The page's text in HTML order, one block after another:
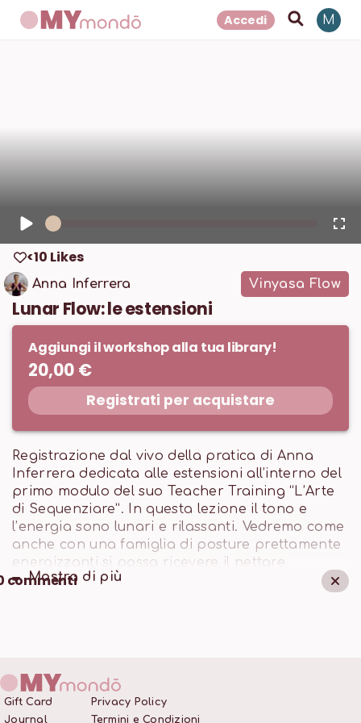
Accedi M
<10 Likes
Anna Inferrera Vinyasa Flow
Lunar Flow: le estensioni
Registrazione dal vivo della pratica di Anna
Inferrera dedicata alle estensioni all’interno del
primo modulo del suo Teacher Training “L’Arte
di Sequenziare”. In questa lezione il tono e
l’energia sono lunari e rilassanti. Vedremo come
anche con una famiglia di posture prettamente
energizzanti si possa ricevere il nettare
rigenerante del soma lunare. Adatta a
Mostra di più
commenti
Aggiungi il workshop alla tua library!
20,00 €
Registrati per acquistare
Gift Card
Journal
Privacy Policy
Termini e Condizioni